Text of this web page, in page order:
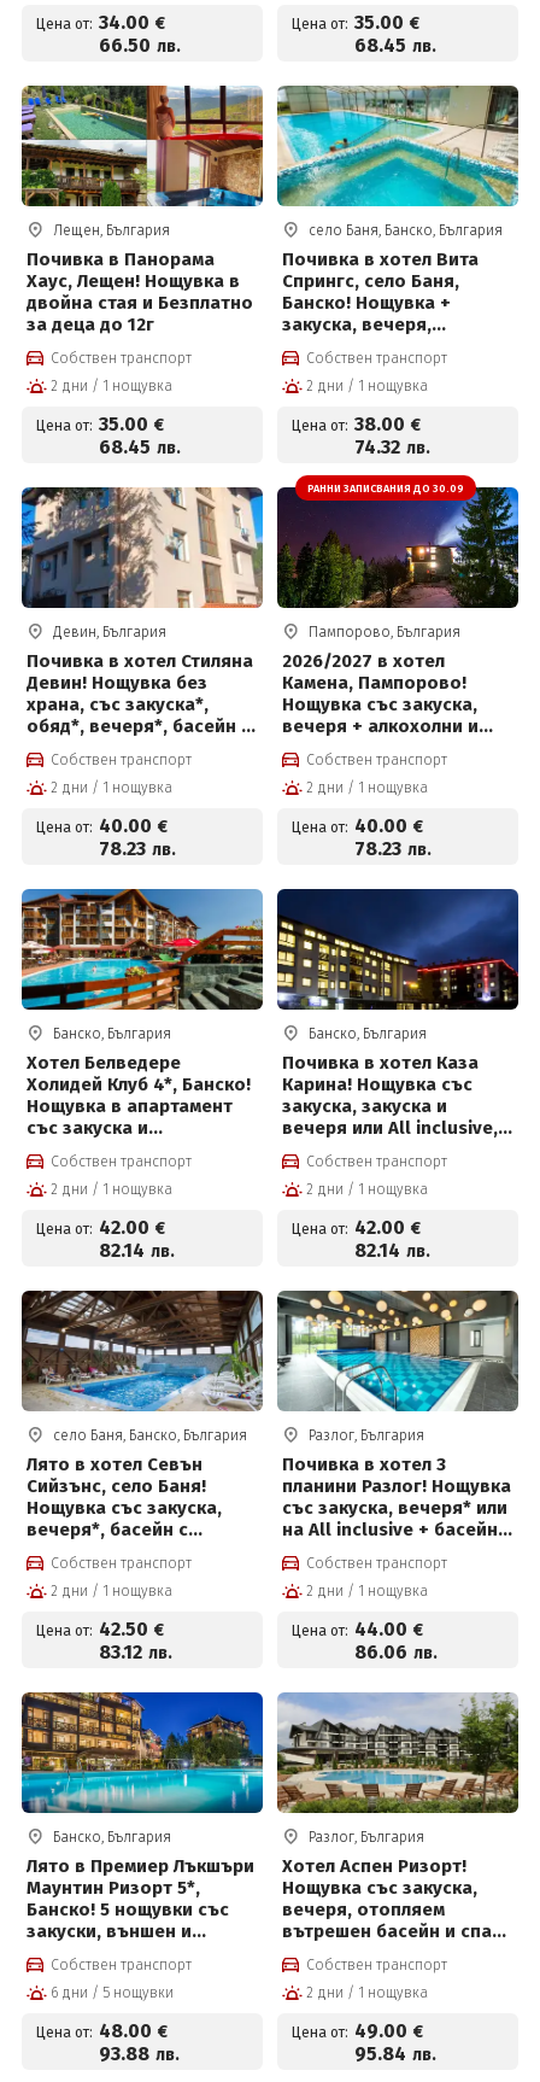
Цена от: 34.00 €
66.50 лв.
Цена от: 35.00 €
68.45 лв.
Лещен, България
Почивка в Панорама
Хаус, Лещен! Нощувка в
двойна стая и Безплатно
за деца до 12г
Собствен транспорт
2 дни / 1 нощувка
Цена от: 35.00 €
68.45 лв.
село Баня, Банско, България
Почивка в хотел Вита
Спрингс, село Баня,
Банско! Нощувка +
закуска, вечеря,
вътрешен топъл
минерален басейн,
джакузи и СПА пакет на
човек
Собствен транспорт
2 дни / 1 нощувка
Цена от: 38.00 €
74.32 лв.
Девин, България
Почивка в хотел Стиляна
Девин! Нощувка без
храна, със закуска*,
обяд*, вечеря*, басейн и
2 сауни
Собствен транспорт
2 дни / 1 нощувка
Цена от: 40.00 €
78.23 лв.
РАННИ ЗАПИСВАНИЯ ДО 30.09
Пампорово, България
2026/2027 в хотел
Камена, Пампорово!
Нощувка със закуска,
вечеря + алкохолни и
безалкохолни напитки,
сауна, парна баня и
паркинг
Собствен транспорт
2 дни / 1 нощувка
Цена от: 40.00 €
78.23 лв.
Банско, България
Хотел Белведере
Холидей Клуб 4*, Банско!
Нощувка в апартамент
със закуска и
възможност за обяд и
вечеря, голям външен
басейн с джакузи,
вътрешен басейн на
цени от 42 евро на
Собствен транспорт
2 дни / 1 нощувка
Цена от: 42.00 €
82.14 лв.
Банско, България
Почивка в хотел Каза
Карина! Нощувка със
закуска, закуска и
вечеря или All inclusive,
вътрешен басейн, сауна,
парна баня и фитнес на
цени от 42 € на човек
Собствен транспорт
2 дни / 1 нощувка
Цена от: 42.00 €
82.14 лв.
село Баня, Банско, България
Лято в хотел Севън
Сийзънс, село Баня!
Нощувка със закуска,
вечеря*, басейн с
минерална вода и
ползване на СПА център
на цени от 42.50 € на
Собствен транспорт
2 дни / 1 нощувка
Цена от: 42.50 €
83.12 лв.
Разлог, България
Почивка в хотел 3
планини Разлог! Нощувка
със закуска, вечеря* или
на All inclusive + басейн с
минерална вода, спа
зона на цени от 36 € на
човек
Собствен транспорт
2 дни / 1 нощувка
Цена от: 44.00 €
86.06 лв.
Банско, България
Лято в Премиер Лъкшъри
Маунтин Ризорт 5*,
Банско! 5 нощувки със
закуски, външен и
вътрешен отопляем
басейн, анимация за
деца и Уелнес зона на
цени от 48 € на човек на
ден
Собствен транспорт
6 дни / 5 нощувки
Цена от: 48.00 €
93.88 лв.
Разлог, България
Хотел Аспен Ризорт!
Нощувка със закуска,
вечеря, отопляем
вътрешен басейн и спа
център на цени от 50
евро на човек
Собствен транспорт
2 дни / 1 нощувка
Цена от: 49.00 €
95.84 лв.